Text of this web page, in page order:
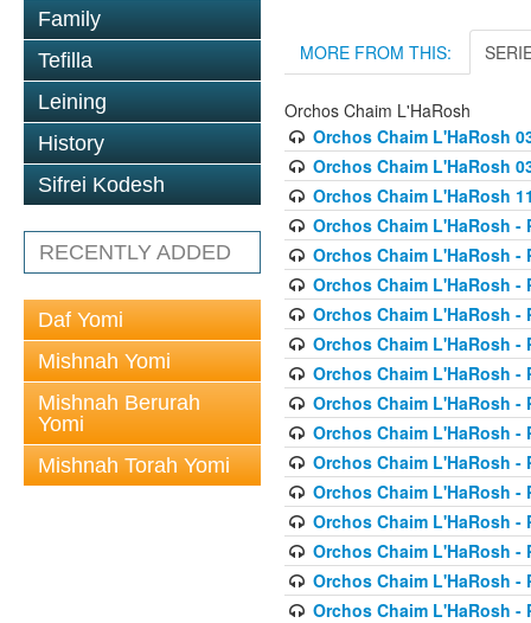
Family
Tefilla
Leining
History
Sifrei Kodesh
RECENTLY ADDED
Daf Yomi
Mishnah Yomi
Mishnah Berurah
Yomi
Mishnah Torah Yomi
MORE FROM THIS:
Orchos Chaim L'HaRosh
Orchos Chaim L'HaRosh
Orchos Chaim L'HaRosh
Orchos Chaim L'HaRosh
Orchos Chaim L'HaRosh -
Orchos Chaim L'HaRosh -
Orchos Chaim L'HaRosh -
Orchos Chaim L'HaRosh -
Orchos Chaim L'HaRosh -
Orchos Chaim L'HaRosh -
Orchos Chaim L'HaRosh -
Orchos Chaim L'HaRosh -
Orchos Chaim L'HaRosh -
Orchos Chaim L'HaRosh -
Orchos Chaim L'HaRosh -
Orchos Chaim L'HaRosh -
Orchos Chaim L'HaRosh -
Orchos Chaim L'HaRosh -